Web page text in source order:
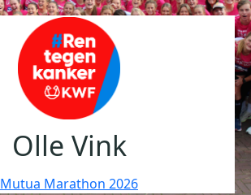
Olle Vink
Mutua Marathon 2026